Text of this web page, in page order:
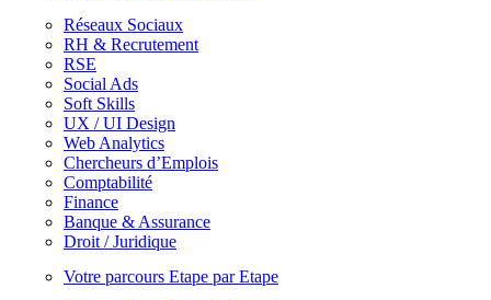
Réseaux Sociaux
RH & Recrutement
RSE
Social Ads
Soft Skills
UX / UI Design
Web Analytics
Chercheurs d’Emplois
Comptabilité
Finance
Banque & Assurance
Droit / Juridique
Votre parcours Etape par Etape